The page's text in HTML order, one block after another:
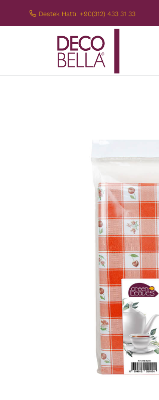
Destek Hattı: +90(312) 433 31 33